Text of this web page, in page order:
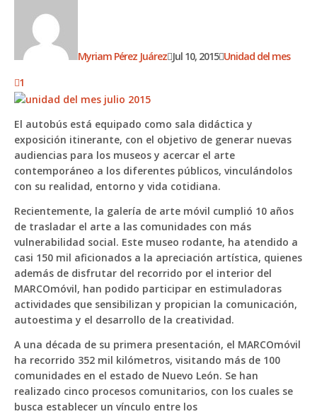
Myriam Pérez Juárez Jul 10, 2015 Unidad del mes
1
El autobús está equipado como sala didáctica y
exposición itinerante, con el objetivo de generar nuevas
audiencias para los museos y acercar el arte
contemporáneo a los diferentes públicos, vinculándolos
con su realidad, entorno y vida cotidiana.
Recientemente, la galería de arte móvil cumplió 10 años
de trasladar el arte a las comunidades con más
vulnerabilidad social. Este museo rodante, ha atendido a
casi 150 mil aficionados a la apreciación artística, quienes
además de disfrutar del recorrido por el interior del
MARCOmóvil, han podido participar en estimuladoras
actividades que sensibilizan y propician la comunicación,
autoestima y el desarrollo de la creatividad.
A una década de su primera presentación, el MARCOmóvil
ha recorrido 352 mil kilómetros, visitando más de 100
comunidades en el estado de Nuevo León. Se han
realizado cinco procesos comunitarios, con los cuales se
busca establecer un vínculo entre los